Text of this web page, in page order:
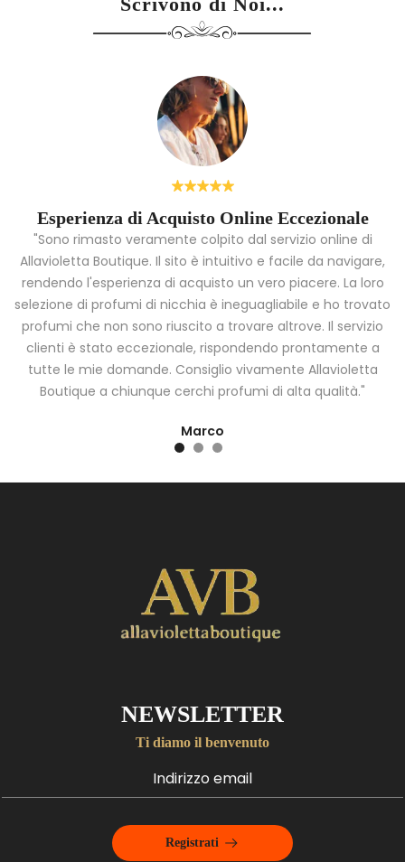
Esperienza di Acquisto Online Eccezionale
"Sono rimasto veramente colpito dal servizio online di
Allavioletta Boutique. Il sito è intuitivo e facile da navigare,
rendendo l'esperienza di acquisto un vero piacere. La loro
selezione di profumi di nicchia è ineguagliabile e ho trovato
profumi che non sono riuscito a trovare altrove. Il servizio
clienti è stato eccezionale, rispondendo prontamente a
tutte le mie domande. Consiglio vivamente Allavioletta
Boutique a chiunque cerchi profumi di alta qualità."
Marco
NEWSLETTER
Ti diamo il benvenuto
Registrati